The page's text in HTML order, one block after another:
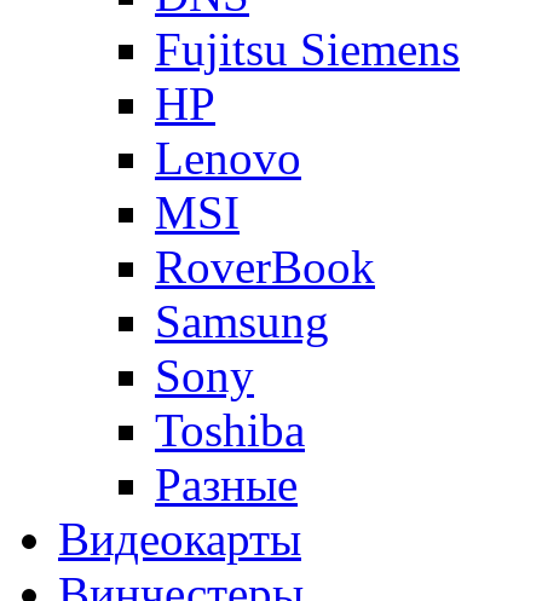
Fujitsu Siemens
HP
Lenovo
MSI
RoverBook
Samsung
Sony
Toshiba
Разные
Видеокарты